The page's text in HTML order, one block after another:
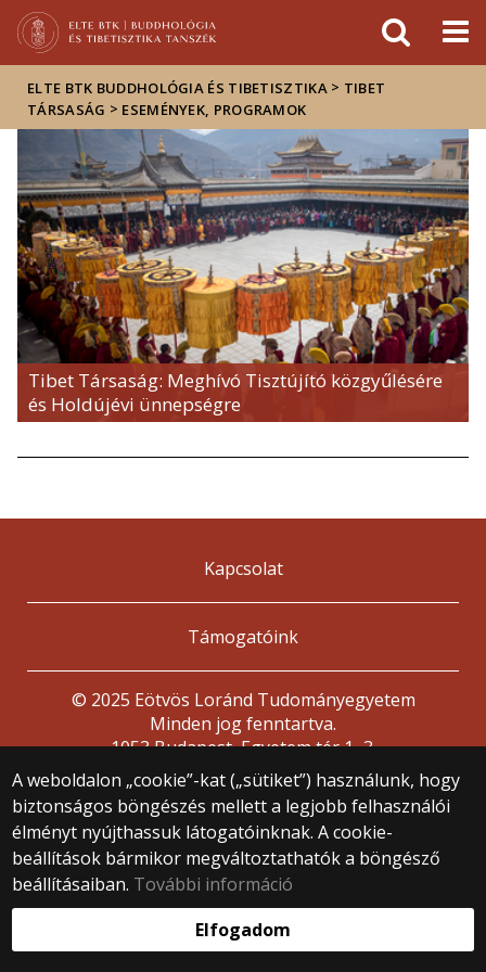
Hírek
Események
ELTE a
sajtóban
ELTE BTK BUDDHOLÓGIA ÉS TIBETISZTIKA > TIBET
TÁRSASÁG > ESEMÉNYEK, PROGRAMOK
Tibet Társaság: Meghívó Tisztújító közgyűlésére
és Holdújévi ünnepségre
A weboldalon „cookie”-kat („sütiket”) használunk, hogy
biztonságos böngészés mellett a legjobb felhasználói
élményt nyújthassuk látogatóinknak. A cookie-
beállítások bármikor megváltoztathatók a böngésző
beállításaiban. További információ
Elfogadom
Kapcsolat
Támogatóink
© 2025 Eötvös Loránd Tudományegyetem
Minden jog fenntartva.
1053 Budapest, Egyetem tér 1–3.
Központi telefonszám: +36 1 411 6500
Webfejlesztés: